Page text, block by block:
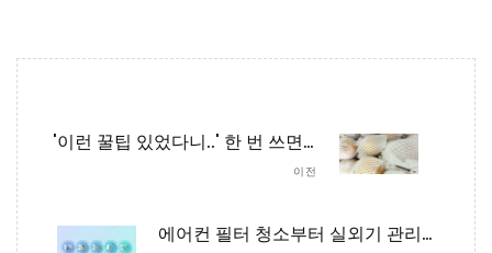
'이런 꿀팁 있었다니..' 한 번 쓰면 쓰레기통으로 직행하는 과일망, 최소 '세 번 이상' 재활용할 수 있는 방법
이전
에어컨 필터 청소부터 실외기 관리까지, 여름철 에어컨 돈 아끼는 관리 팁 5